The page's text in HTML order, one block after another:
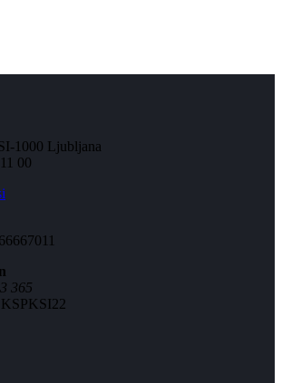
1000 Ljubljana
00
365